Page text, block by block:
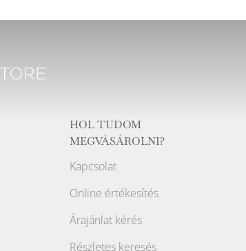
HOL TUDOM
MEGVÁSÁROLNI?
Kapcsolat
Online értékesítés
Árajánlat kérés
Részletes keresés